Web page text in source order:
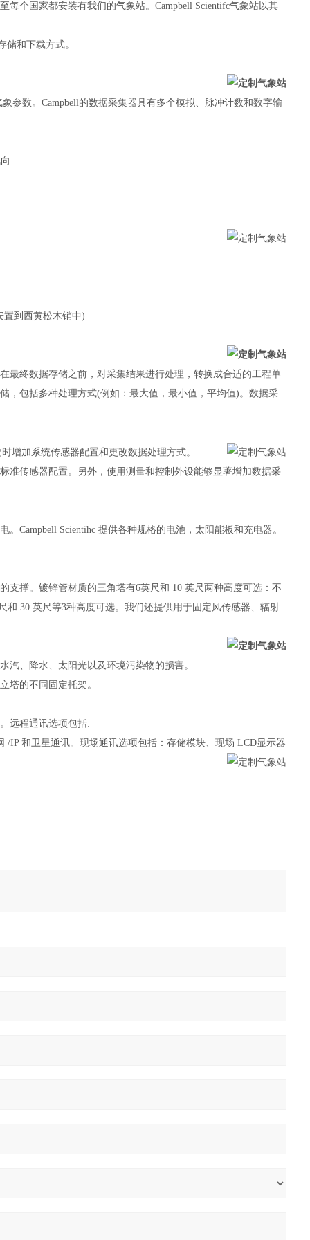
每个国家都安装有我们的气象站。Campbell Scientifc气象站以其
储和下载方式。
象参数。Campbell的数据采集器具有多个模拟、脉冲计数和数字输
置到西黄松木销中)
最终数据存储之前，对采集结果进行处理，转换成合适的工程单
，包括多种处理方式(例如：最大值，最小值，平均值)。数据采
增加系统传感器配置和更改数据处理方式。
准传感器配置。另外，使用测量和控制外设能够显著增加数据采
。Campbell Scientihc 提供各种规格的电池，太阳能板和充电器。
支撑。镀锌管材质的三角塔有6英尺和 10 英尺两种高度可选：不
和 30 英尺等3种高度可选。我们还提供用于固定风传感器、辐射
汽、降水、太阳光以及环境污染物的损害。
塔的不同固定托架。
远程通讯选项包括:
/IP 和卫星通讯。现场通讯选项包括：存储模块、现场 LCD显示器